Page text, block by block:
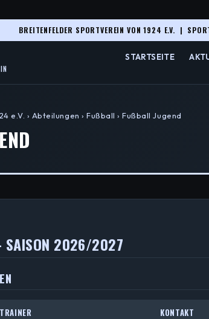
BREITENFELDER SPORTVEREIN VON 1924 E.V. |
STARTSEITE
e.V. › Abteilungen › Fußball › Fußball Jugend
SAISON 2026/2027
TRAINER KONTAKT